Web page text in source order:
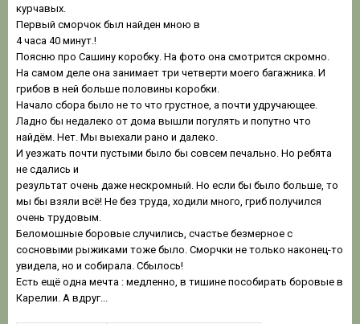
курчавых.
Первый сморчок был найден мною в
4 часа 40 минут.!
Поясню про Сашину коробку. На фото она смотрится скромно.
На самом деле она занимает три четверти моего багажника. И
грибов в ней больше половины коробки.
Начало сбора было не то что грустное, а почти удручающее.
Ладно бы недалеко от дома вышли погулять и попутно что
найдём. Нет. Мы выехали рано и далеко.
И уезжать почти пустыми было бы совсем печально. Но ребята
не сдались и
результат очень даже нескромный. Но если бы было больше, то
мы бы взяли всё! Не без труда, ходили много, гриб получился
очень трудовым.
Беломошные боровые случились, счастье безмерное с
сосновыми рыжиками тоже было. Сморчки не только наконец-то
увидела, но и собирала. Сбылось!
Есть ещё одна мечта : медленно, в тишине пособирать боровые в
Карелии. А вдруг...